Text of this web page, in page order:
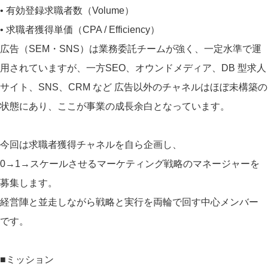
• 有効登録求職者数（Volume）
• 求職者獲得単価（CPA / Efficiency）
広告（SEM・SNS）は業務委託チームが強く、一定水準で運
用されていますが、一方SEO、オウンドメディア、DB 型求人
サイト、SNS、CRM など 広告以外のチャネルはほぼ未構築の
状態にあり、ここが事業の成長余白となっています。
今回は求職者獲得チャネルを自ら企画し、
0→1→スケールさせるマーケティング戦略のマネージャーを
募集します。
経営陣と並走しながら戦略と実行を両輪で回す中心メンバー
です。
■ミッション